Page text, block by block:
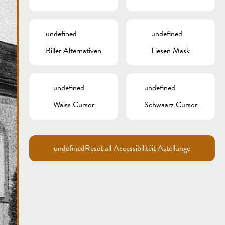
undefined
Biller Alternativen
undefined
Liesen Mask
undefined
Wäiss Cursor
undefined
Schwaarz Cursor
undefinedReset all Accessibilitéit Astellunge